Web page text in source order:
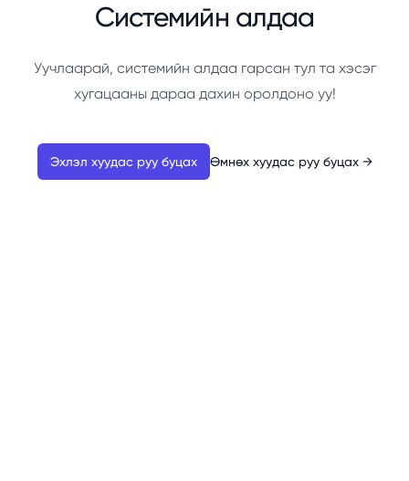
Системийн алдаа
Уучлаарай, системийн алдаа гарсан тул та хэсэг
хугацааны дараа дахин оролдоно уу!
Эхлэл хуудас руу буцах Өмнөх хуудас руу буцах →